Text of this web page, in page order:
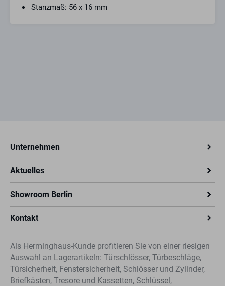
Stanzmaß: 56 x 16 mm
Unternehmen
Aktuelles
Showroom Berlin
Kontakt
Als Herminghaus-Kunde profitieren Sie von einer riesigen
Auswahl an Lagerartikeln: Türschlösser, Türbeschläge,
Türsicherheit, Fenstersicherheit, Schlösser und Zylinder,
Briefkästen, Tresore und Kassetten, Schlüssel,